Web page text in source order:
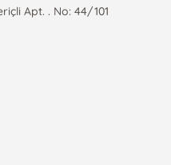
Apt. . No: 44/101